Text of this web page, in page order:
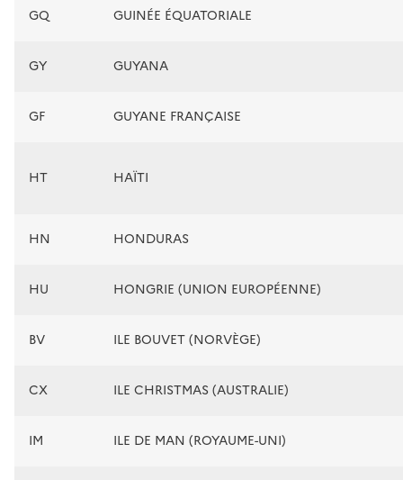
GQ GUINÉE ÉQUATORIALE
GY GUYANA
GF GUYANE FRANÇAISE
HT HAÏTI
HN HONDURAS
HU HONGRIE (UNION EUROPÉENNE)
BV ILE BOUVET (NORVÈGE)
CX ILE CHRISTMAS (AUSTRALIE)
IM ILE DE MAN (ROYAUME-UNI)